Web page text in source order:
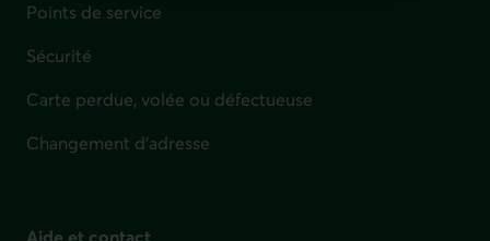
Points de service
Sécurité
Carte perdue, volée ou défectueuse
Changement d'adresse
Aide et contact